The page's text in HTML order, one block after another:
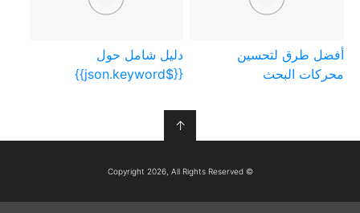
أفضل طرق لتحسين
محركات البحث
دليل شامل حول
{{$json.keyword}}
↑
© Copyright 2026, All Rights Reserved